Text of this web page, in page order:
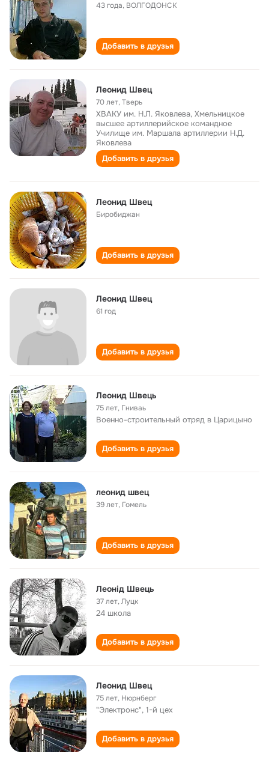
43 года, ВОЛГОДОНСК
Добавить в друзья
Леонид Швец
70 лет,Тверь
ХВАКУ им. Н.Л. Яковлева, Хмельницкое
высшее артиллерийское командное
Училище им. Маршала артиллерии Н.Д.
Яковлева
Добавить в друзья
Леонид Швец
Биробиджан
Добавить в друзья
Леонид Швец
61 год
Добавить в друзья
Леонид Швець
75 лет, Гниваь
Военно-строительный отряд в Царицыно
Добавить в друзья
леонид швец
39 лет, Гомель
Добавить в друзья
Леонід Швець
37 лет,Луцк
24 школа
Добавить в друзья
Леонид Швец
75 лет, Нюрнберг
"Электронс", 1-й цех
Добавить в друзья